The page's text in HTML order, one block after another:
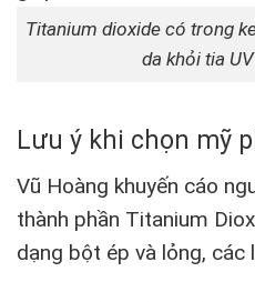
Titanium dioxide có trong
da khỏi tia
Lưu ý khi chọn mỹ
Vũ Hoàng khuyến cáo
thành phần Titanium
dạng bột ép và lỏng, các